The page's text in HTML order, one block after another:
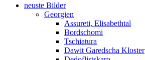
neuste Bilder
Georgien
Assureti, Elisabethtal
Bordschomi
Tschiatura
Dawit Garedscha Kloster